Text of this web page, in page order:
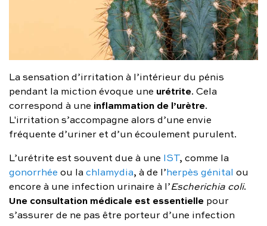
La sensation d’irritation à l’intérieur du pénis
pendant la miction évoque une urétrite. Cela
correspond à une inflammation de l’urètre.
L'irritation s’accompagne alors d’une envie
fréquente d’uriner et d’un écoulement purulent.
L’urétrite est souvent due à une IST, comme la
gonorrhée ou lachlamydia, à de l’herpès génital ou
encore à une infection urinaire à l’Escherichia coli.
Une consultation médicale est essentielle pour
s’assurer de ne pas être porteur d’une infection